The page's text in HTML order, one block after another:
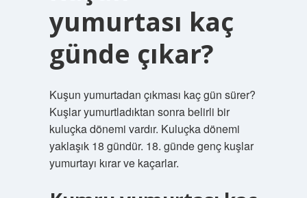
yumurtası kaç
günde çıkar?
Kuşun yumurtadan çıkması kaç gün sürer?
Kuşlar yumurtladıktan sonra belirli bir
kuluçka dönemi vardır. Kuluçka dönemi
yaklaşık 18 gündür. 18. günde genç kuşlar
yumurtayı kırar ve kaçarlar.